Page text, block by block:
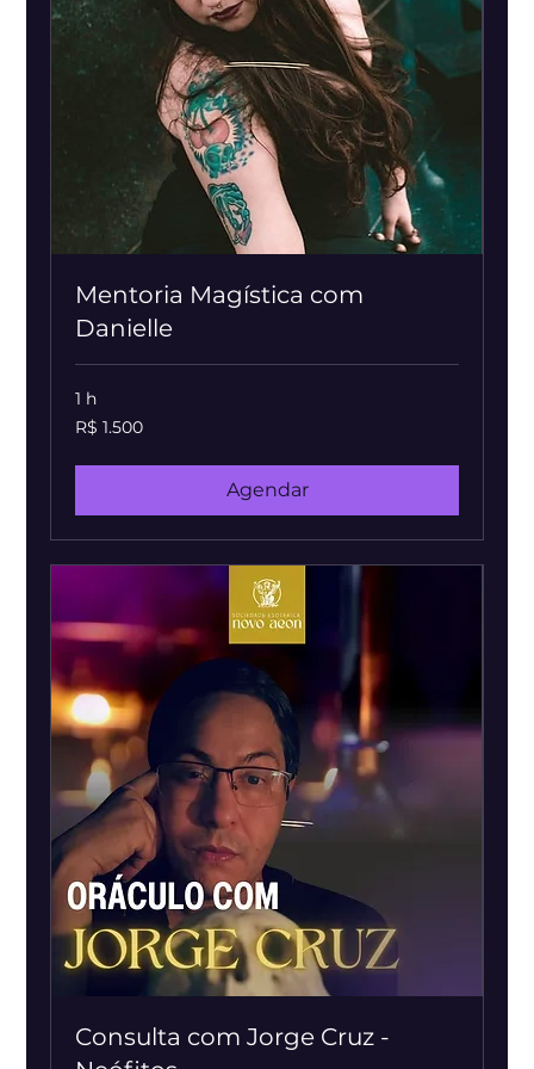
Mentoria Magística com
Danielle
1 h
1.500
Reais
R$ 1.500
Agendar
Consulta com Jorge Cruz -